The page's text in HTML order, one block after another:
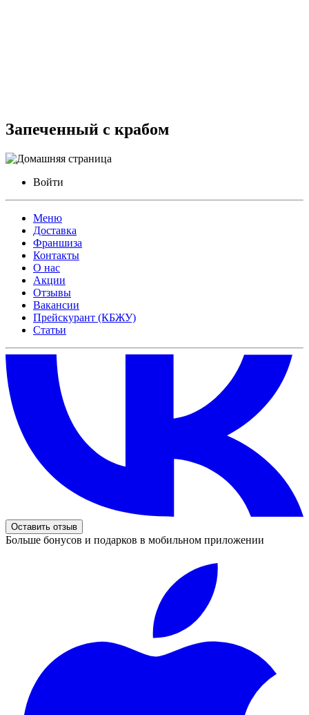
Запеченный с крабом
Войти
Меню
Доставка
Франшиза
Контакты
О нас
Акции
Отзывы
Вакансии
Прейскурант (КБЖУ)
Статьи
Оставить отзыв
Больше бонусов и подарков в мобильном приложении